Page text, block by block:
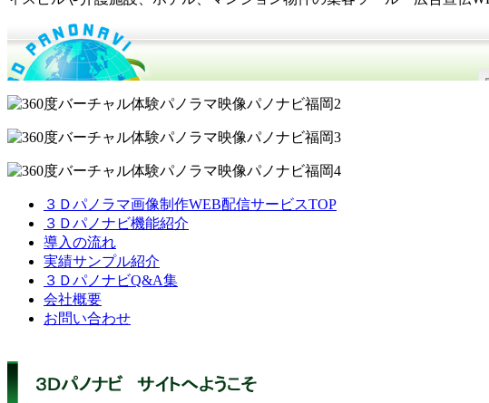
３Ｄパノラマ画像制作WEB配信サービスTOP
３Ｄパノナビ機能紹介
導入の流れ
実績サンプル紹介
３ＤパノナビQ&A集
会社概要
お問い合わせ